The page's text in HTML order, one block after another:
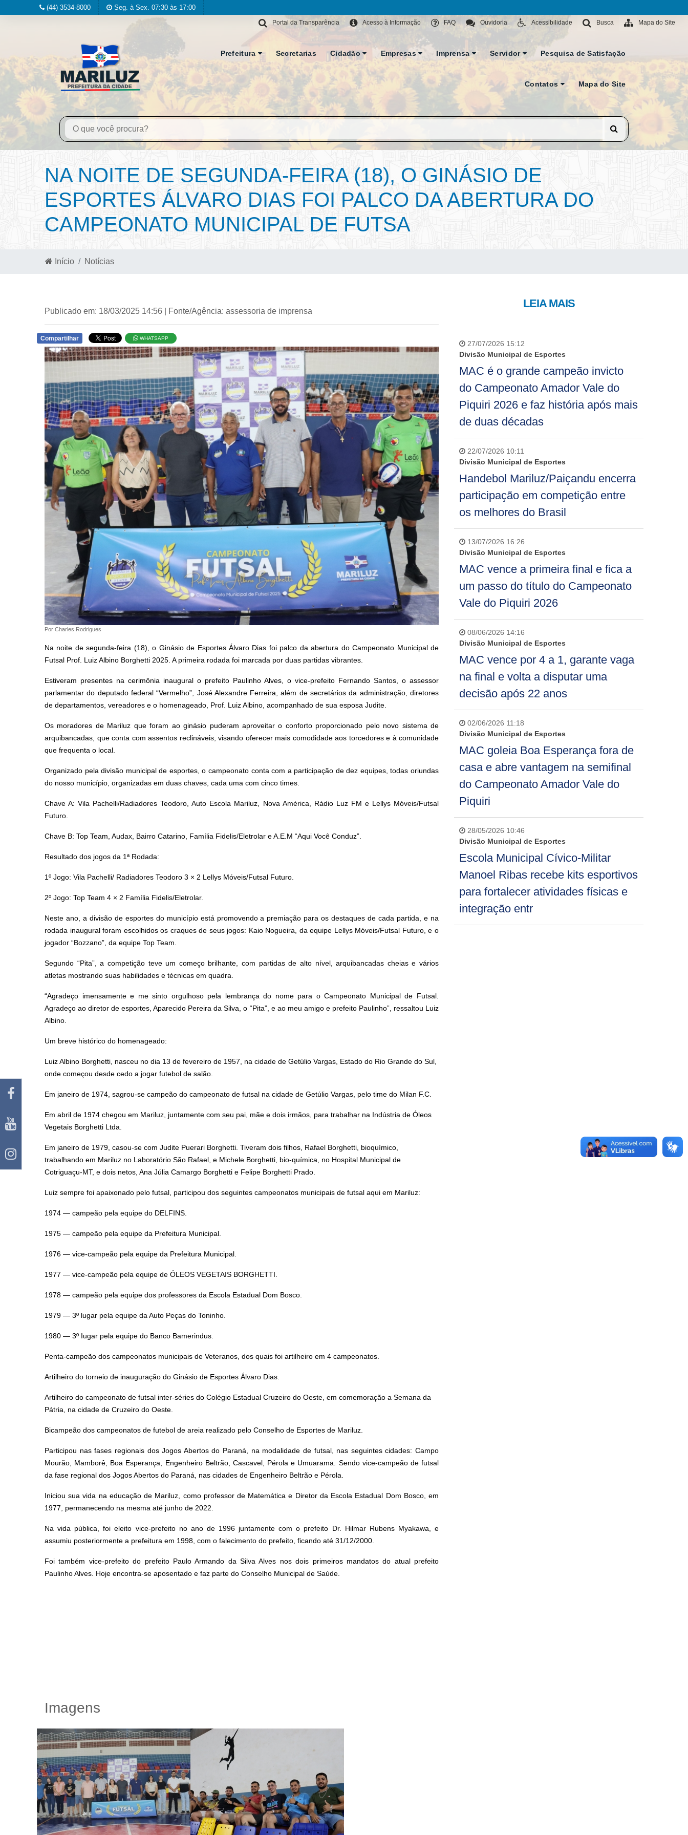
(44) 3534-8000 Seg. à Sex. 07:30 às 17:00
Mapa do Site
Busca
Acessibilidade
Ouvidoria
FAQ
Acesso à Informação
Portal da Transparência
Prefeitura Secretarias Cidadão Empresas Imprensa Servidor Pesquisa de Satisfação
Contatos Mapa do Site
NA NOITE DE SEGUNDA-FEIRA (18), O GINÁSIO DE
ESPORTES ÁLVARO DIAS FOI PALCO DA ABERTURA DO
CAMPEONATO MUNICIPAL DE FUTSA
Início Notícias
Publicado em: 18/03/2025 14:56 | Fonte/Agência: assessoria de imprensa
Compartilhar WHATSAPP
Por Charles Rodrigues
Na noite de segunda-feira (18), o Ginásio de Esportes Álvaro Dias foi palco da abertura do Campeonato Municipal de
Futsal Prof. Luiz Albino Borghetti 2025. A primeira rodada foi marcada por duas partidas vibrantes.
Estiveram presentes na cerimônia inaugural o prefeito Paulinho Alves, o vice-prefeito Fernando Santos, o assessor
parlamentar do deputado federal “Vermelho”, José Alexandre Ferreira, além de secretários da administração, diretores
de departamentos, vereadores e o homenageado, Prof. Luiz Albino, acompanhado de sua esposa Judite.
Os moradores de Mariluz que foram ao ginásio puderam aproveitar o conforto proporcionado pelo novo sistema de
arquibancadas, que conta com assentos reclináveis, visando oferecer mais comodidade aos torcedores e à comunidade
que frequenta o local.
Organizado pela divisão municipal de esportes, o campeonato conta com a participação de dez equipes, todas oriundas
do nosso município, organizadas em duas chaves, cada uma com cinco times.
Chave A: Vila Pachelli/Radiadores Teodoro, Auto Escola Mariluz, Nova América, Rádio Luz FM e Lellys Móveis/Futsal
Futuro.
Chave B: Top Team, Audax, Bairro Catarino, Família Fidelis/Eletrolar e A.E.M “Aqui Você Conduz”.
Resultado dos jogos da 1ª Rodada:
1º Jogo: Vila Pachelli/ Radiadores Teodoro 3 × 2 Lellys Móveis/Futsal Futuro.
2º Jogo: Top Team 4 × 2 Família Fidelis/Eletrolar.
Neste ano, a divisão de esportes do município está promovendo a premiação para os destaques de cada partida, e na
rodada inaugural foram escolhidos os craques de seus jogos: Kaio Nogueira, da equipe Lellys Móveis/Futsal Futuro, e o
jogador “Bozzano”, da equipe Top Team.
Segundo “Pita”, a competição teve um começo brilhante, com partidas de alto nível, arquibancadas cheias e vários
atletas mostrando suas habilidades e técnicas em quadra.
“Agradeço imensamente e me sinto orgulhoso pela lembrança do nome para o Campeonato Municipal de Futsal.
Agradeço ao diretor de esportes, Aparecido Pereira da Silva, o “Pita”, e ao meu amigo e prefeito Paulinho”, ressaltou Luiz
Albino.
Um breve histórico do homenageado:
Luiz Albino Borghetti, nasceu no dia 13 de fevereiro de 1957, na cidade de Getúlio Vargas, Estado do Rio Grande do Sul,
onde começou desde cedo a jogar futebol de salão.
Em janeiro de 1974, sagrou-se campeão do campeonato de futsal na cidade de Getúlio Vargas, pelo time do Milan F.C.
Em abril de 1974 chegou em Mariluz, juntamente com seu pai, mãe e dois irmãos, para trabalhar na Indústria de Óleos
Vegetais Borghetti Ltda.
Em janeiro de 1979, casou-se com Judite Puerari Borghetti. Tiveram dois filhos, Rafael Borghetti, bioquímico,
trabalhando em Mariluz no Laboratório São Rafael, e Michele Borghetti, bio-química, no Hospital Municipal de
Cotriguaçu-MT, e dois netos, Ana Júlia Camargo Borghetti e Felipe Borghetti Prado.
Luiz sempre foi apaixonado pelo futsal, participou dos seguintes campeonatos municipais de futsal aqui em Mariluz:
1974 — campeão pela equipe do DELFINS.
1975 — campeão pela equipe da Prefeitura Municipal.
1976 — vice-campeão pela equipe da Prefeitura Municipal.
1977 — vice-campeão pela equipe de ÓLEOS VEGETAIS BORGHETTI.
1978 — campeão pela equipe dos professores da Escola Estadual Dom Bosco.
1979 — 3º lugar pela equipe da Auto Peças do Toninho.
1980 — 3º Iugar pela equipe do Banco Bamerindus.
Penta-campeão dos campeonatos municipais de Veteranos, dos quais foi artilheiro em 4 campeonatos.
Artilheiro do torneio de inauguração do Ginásio de Esportes Álvaro Dias.
Artilheiro do campeonato de futsal inter-séries do Colégio Estadual Cruzeiro do Oeste, em comemoração a Semana da
Pátria, na cidade de Cruzeiro do Oeste.
Bicampeão dos campeonatos de futebol de areia realizado pelo Conselho de Esportes de Mariluz.
Participou nas fases regionais dos Jogos Abertos do Paraná, na modalidade de futsal, nas seguintes cidades: Campo
Mourão, Mamborê, Boa Esperança, Engenheiro Beltrão, Cascavel, Pérola e Umuarama. Sendo vice-campeão de futsal
da fase regional dos Jogos Abertos do Paraná, nas cidades de Engenheiro Beltrão e Pérola.
Iniciou sua vida na educação de Mariluz, como professor de Matemática e Diretor da Escola Estadual Dom Bosco, em
1977, permanecendo na mesma até junho de 2022.
Na vida pública, foi eleito vice-prefeito no ano de 1996 juntamente com o prefeito Dr. Hilmar Rubens Myakawa, e
assumiu posteriormente a prefeitura em 1998, com o falecimento do prefeito, ficando até 31/12/2000.
Foi também vice-prefeito do prefeito Paulo Armando da Silva Alves nos dois primeiros mandatos do atual prefeito
Paulinho Alves. Hoje encontra-se aposentado e faz parte do Conselho Municipal de Saúde.
Imagens
LEIA MAIS
27/07/2026 15:12
Divisão Municipal de Esportes
MAC é o grande campeão invicto
do Campeonato Amador Vale do
Piquiri 2026 e faz história após mais
de duas décadas
22/07/2026 10:11
Divisão Municipal de Esportes
Handebol Mariluz/Paiçandu encerra
participação em competição entre
os melhores do Brasil
13/07/2026 16:26
Divisão Municipal de Esportes
MAC vence a primeira final e fica a
um passo do título do Campeonato
Vale do Piquiri 2026
08/06/2026 14:16
Divisão Municipal de Esportes
MAC vence por 4 a 1, garante vaga
na final e volta a disputar uma
decisão após 22 anos
02/06/2026 11:18
Divisão Municipal de Esportes
MAC goleia Boa Esperança fora de
casa e abre vantagem na semifinal
do Campeonato Amador Vale do
Piquiri
28/05/2026 10:46
Divisão Municipal de Esportes
Escola Municipal Cívico-Militar
Manoel Ribas recebe kits esportivos
para fortalecer atividades físicas e
integração entr